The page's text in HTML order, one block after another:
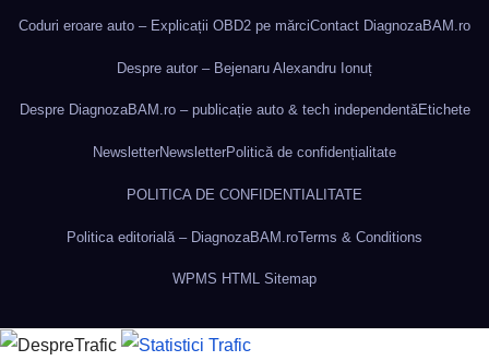
Coduri eroare auto – Explicații OBD2 pe mărciContact DiagnozaBAM.ro
Despre autor – Bejenaru Alexandru Ionuț
Despre DiagnozaBAM.ro – publicație auto & tech independentăEtichete
NewsletterNewsletterPolitică de confidențialitate
POLITICA DE CONFIDENTIALITATE
Politica editorială – DiagnozaBAM.roTerms & Conditions
WPMS HTML Sitemap